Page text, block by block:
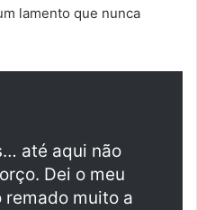
lamento que nunca
até aqui não
Dei o meu
remado muito a